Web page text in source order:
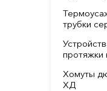
трубки
протяжки
Хомуты
ХД